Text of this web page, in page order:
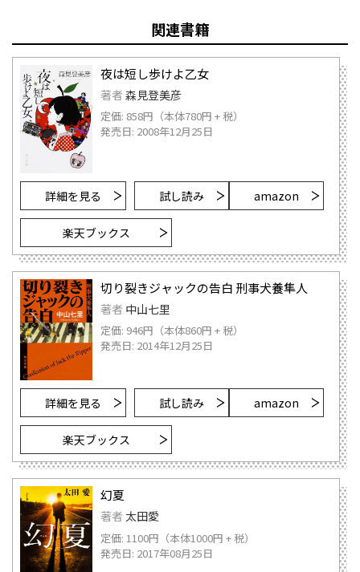
関連書籍
夜は短し歩けよ乙女
著者 森見登美彦
定価: 858円（本体780円 + 税）
発売日: 2008年12月25日
詳細を見る 試し読み amazon
楽天ブックス
切り裂きジャックの告白 刑事犬養隼人
著者 中山七里
定価: 946円（本体860円 + 税）
発売日: 2014年12月25日
詳細を見る 試し読み amazon
楽天ブックス
幻夏
著者 太田愛
定価: 1100円（本体1000円 + 税）
発売日: 2017年08月25日